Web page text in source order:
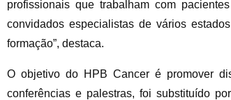
profissionais que trabalham com
convidados especialistas de vários
formação”, destaca.
O objetivo do HPB Cancer é promover
conferências e palestras, foi substituído